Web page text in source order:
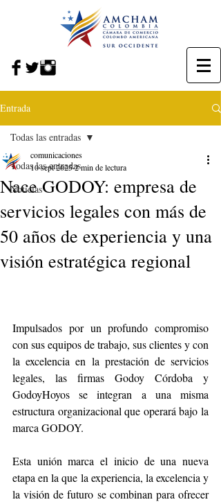
Entrada
Todas las entradas
Noticias
Todas las entradas
Nace GODOY: empresa de
servicios legales con más de
50 años de experiencia y una
visión estratégica regional
comunicaciones
10 sept 20252 min de lectura
Impulsados por un profundo compromiso
con sus equipos de trabajo, sus clientes y con
la excelencia en la prestación de servicios
legales, las firmas Godoy Córdoba y
GodoyHoyos se integran a una misma
estructura organizacional que operará bajo la
marca GODOY.
Esta unión marca el inicio de una nueva
etapa en la que la experiencia, la excelencia y
la visión de futuro se combinan para ofrecer